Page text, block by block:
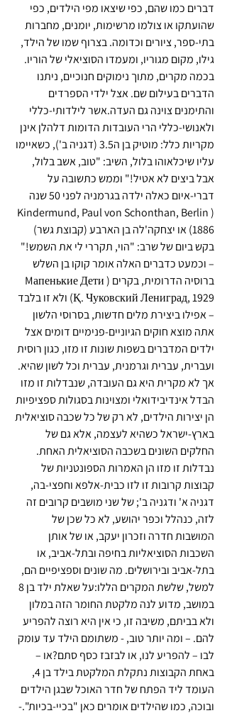
דברים כמו שהם, כפי שיצאו מפי הילדים, כפי
שהועתקו או צולמו מרשימות, יומנים, מחברות
בתי-ספר, ציורים וכדומה. בצרוף שמו של הילד,
גילו, מקום מגוריו, ומעמדו הסוציאלי של הוריו.
בכמה מקרים, מתוך נימוקים חנוכיים, ניתנו
הדברים בעילום שם. אצל ילדי הספרדים
והתימנים צוינה גם העדה.אשר לילדותי-כללי
ולאנושי-כללי הרי העובדות הדומות דלהלן אינן
מקריות כלל: מוטיק בן ה3.5 (דגניה ב'), כשאיימו
עליו שיכלאוהו בלול, השיב: "טוב, אשב בלול,
אבל ביצים לא אטיל!" וממש כתשובה על
דברי-איום כאלה ילדה בגרמניה לפני 50 שנה
(Kindermund, Paul von Schonthan, Berlin
1886) או יצחקה'לה בן הארבע (קבוצת גשר)
בקש ביום של שרב: "הוי, תקררי לי את השמש!"
– וכמעט כדברים האלה אומר קוקו בן השלש
ברוסיה הדרומית, בקרים
(Mапенькие Дети
Қ. Чуковский Лениград, 1929) ולא זו בלבד
– אפילו ביצירת מלים חדשות, בסרוסי הלשון
אתה מוצא חוקים הגיוניים-פנימיים דומים אצל
ילדים המדברים בשפות שונות זו מזו, כגון רוסית
ועברית, עברית וגרמנית, עברית וכל לשון שהיא.
אך לא מקרית היא גם העובדה, שנבדלות זו מזו
הבדל אינדיבידואלי ומצוינות בסגולות ספציפיות
הן יצירות הילדים, לא רק של כל שכבה סוציאלית
בארץ-ישראל כשהיא לעצמה, אלא גם של
החלקים השונים בשכבה הסוציאלית האחת.
נבדלות זו מזו הן האמרות הספונטניות של
קבוצות קרובות זו לזו כבית-אלפא וחפצי-בה,
דגניה א' ודגניה ב'; של שני מושבים קרובים זה
לזה, כנהלל וכפר יהושע, לא כל שכן של
המושבות חדרה וזכרון יעקב, או של אותן
השכבות הסוציאליות בחיפה ובתל-אביב, או
בתל-אביב ובירושלים. מה שונים וספציפיים הם,
במושב, מדוע לנה מלקטת החומר הזה במלון
ולא בביתם, משיבה זו, כי אין היא רוצה להפריע
להם. – ומה יותר טוב, - משתומם הילד עד עומק
לבו – להפריע לנו, או לבזבז כסף סתם?או –
באחת הקבוצות נתקלת המלקטת בילד בן 4,
העומד ליד הפתח של חדר האוכל שבגן הילדים
ובוכה, כמו שהילדים אומרים כאן "בכיי-בכיות".-